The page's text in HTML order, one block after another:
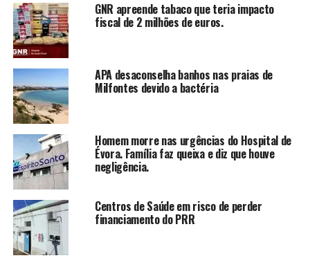
GNR apreende tabaco que teria impacto
fiscal de 2 milhões de euros.
APA desaconselha banhos nas praias de
Milfontes devido a bactéria
Homem morre nas urgências do Hospital de
Évora. Família faz queixa e diz que houve
negligência.
Centros de Saúde em risco de perder
financiamento do PRR